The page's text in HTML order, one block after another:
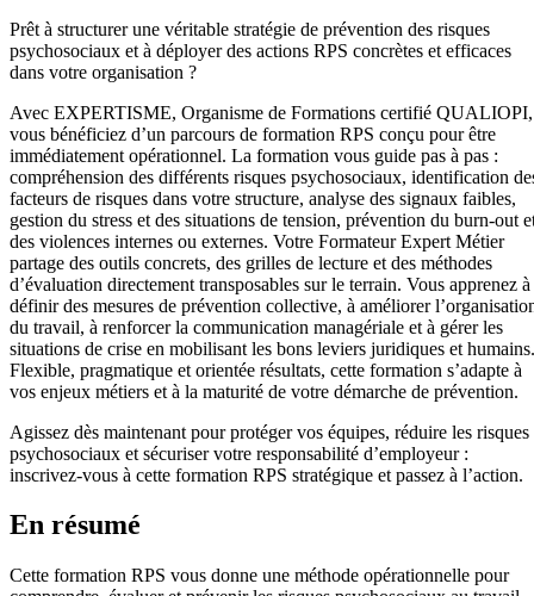
Prêt à structurer une véritable stratégie de prévention des risques
psychosociaux et à déployer des actions RPS concrètes et efficaces
dans votre organisation ?
Avec EXPERTISME, Organisme de Formations certifié QUALIOPI,
vous bénéficiez d’un parcours de formation RPS conçu pour être
immédiatement opérationnel. La formation vous guide pas à pas :
compréhension des différents risques psychosociaux, identification
facteurs de risques dans votre structure, analyse des signaux faibles,
gestion du stress et des situations de tension, prévention du burn-out
des violences internes ou externes. Votre Formateur Expert Métier
partage des outils concrets, des grilles de lecture et des méthodes
d’évaluation directement transposables sur le terrain. Vous apprenez à
définir des mesures de prévention collective, à améliorer
du travail, à renforcer la communication managériale et à gérer les
situations de crise en mobilisant les bons leviers juridiques et humains.
Flexible, pragmatique et orientée résultats, cette formation s’adapte à
vos enjeux métiers et à la maturité de votre démarche de prévention.
Agissez dès maintenant pour protéger vos équipes, réduire les risques
psychosociaux et sécuriser votre responsabilité d’employeur :
inscrivez-vous à cette formation RPS stratégique et passez à l’action.
En résumé
Cette formation RPS vous donne une méthode opérationnelle pour